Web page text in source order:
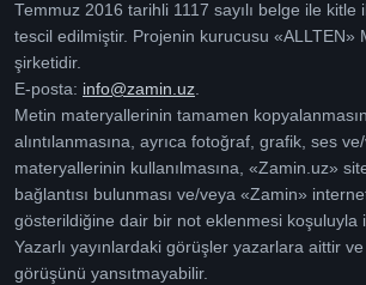
Temmuz 2016 tarihli 1117 sayılı belge ile kitle
tescil edilmiştir. Projenin kurucusu «ALLTEN»
şirketidir.
E-posta: info@zamin.uz.
Metin materyallerinin tamamen
alıntılanmasına, ayrıca fotoğraf, grafik, ses
materyallerinin kullanılmasına, «Zamin.uz»
bağlantısı bulunması ve/veya «Zamin»
gösterildiğine dair bir not eklenmesi koşuluyla
Yazarlı yayınlardaki görüşler yazarlara aittir
görüşünü yansıtmayabilir.